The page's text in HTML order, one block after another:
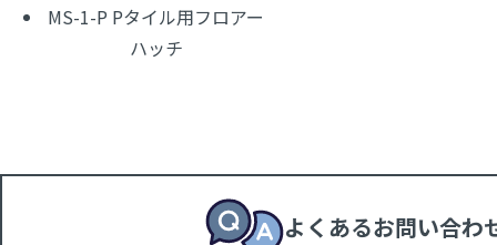
MS-1-P Pタイル用フロアー
ハッチ
よくあるお問い合わ